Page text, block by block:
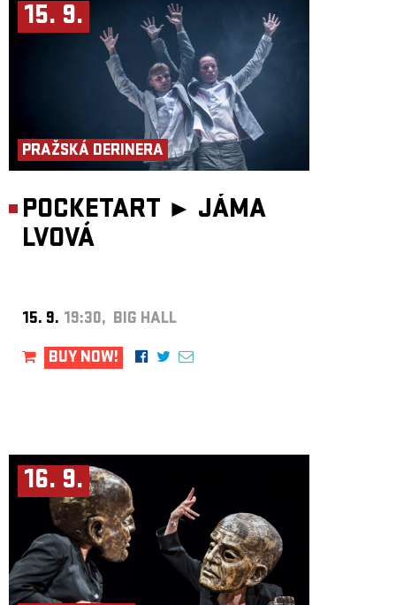
15. 9.
PRAŽSKÁ DERINERA
POCKETART ► JÁMA
LVOVÁ
15. 9. 19:30, BIG HALL
BUY NOW!
16. 9.